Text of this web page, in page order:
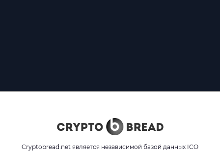
Cryptobread.net является независимой базой данных ICO